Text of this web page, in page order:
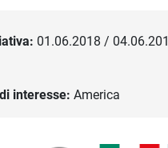
01.06.2018 /
interesse: America